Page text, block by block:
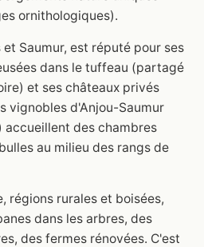
ornithologiques).
Saumur, est réputé pour ses
dans le tuffeau (partagé
et ses châteaux privés
vignobles d'Anjou-Saumur
des chambres
au milieu des rangs de
régions rurales et boisées,
dans les arbres, des
des fermes rénovées. C'est